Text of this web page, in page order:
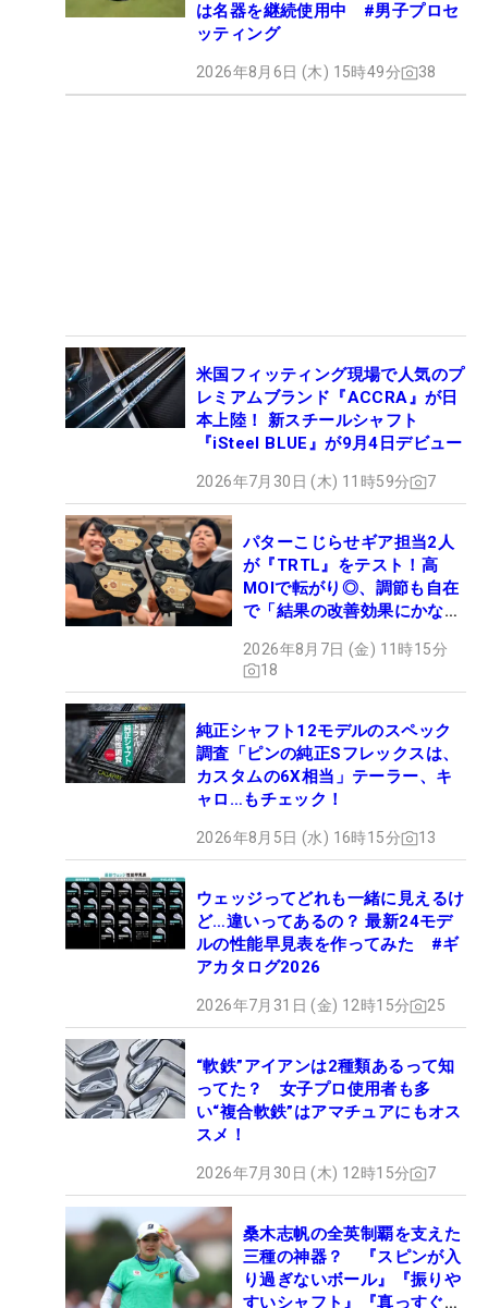
は名器を継続使用中 #男子プロセ
ッティング
2026年8月6日 (木) 15時49分 38
米国フィッティング現場で人気のプ
レミアムブランド『ACCRA』が日
本上陸！ 新スチールシャフト
『iSteel BLUE』が9月4日デビュー
2026年7月30日 (木) 11時59分 7
パターこじらせギア担当2人
が『TRTL』をテスト！高
MOIで転がり◎、調節も自在
で「結果の改善効果にかなり
2026年8月7日 (金) 11時15分
18
純正シャフト12モデルのスペック
調査「ピンの純正Sフレックスは、
カスタムの6X相当」テーラー、キ
ャロ…もチェック！
2026年8月5日 (水) 16時15分 13
ウェッジってどれも一緒に見えるけ
ど…違いってあるの？ 最新24モデ
ルの性能早見表を作ってみた #ギ
アカタログ2026
2026年7月31日 (金) 12時15分 25
“軟鉄”アイアンは2種類あるって知
ってた？ 女子プロ使用者も多
い“複合軟鉄”はアマチュアにもオス
スメ！
2026年7月30日 (木) 12時15分 7
桑木志帆の全英制覇を支えた
三種の神器？ 『スピンが入
り過ぎないボール』『振りや
すいシャフト』『真っすぐ飛